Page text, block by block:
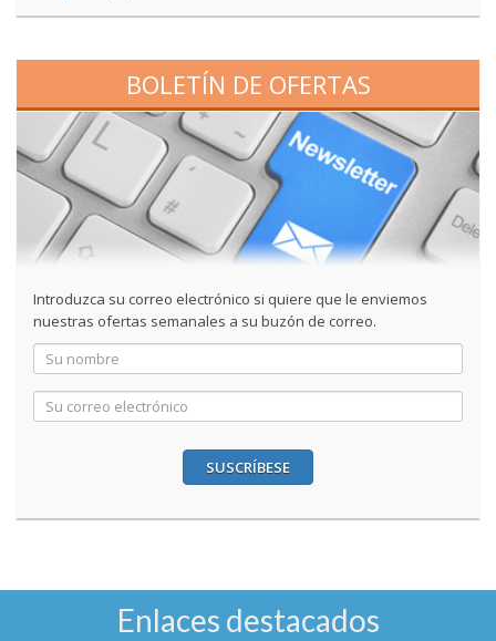
BOLETÍN DE OFERTAS
Introduzca su correo electrónico si quiere que le enviemos
nuestras ofertas semanales a su buzón de correo.
SUSCRÍBESE
Enlaces destacados